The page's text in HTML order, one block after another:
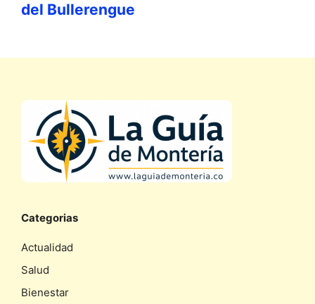
del Bullerengue
Categorias
Actualidad
Salud
Bienestar